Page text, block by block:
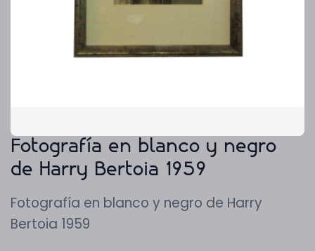
Fotografía en blanco y negro
de Harry Bertoia 1959
Fotografía en blanco y negro de Harry
Bertoia 1959